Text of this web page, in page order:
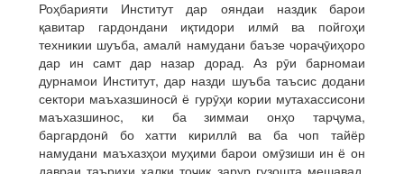
Роҳбарияти Институт дар ояндаи наздик барои
қавитар гардондани иқтидори илмӣ ва пойгоҳи
техникии шуъба, амалӣ намудани баъзе чораҷӯиҳоро
дар ин самт дар назар дорад. Аз рӯи барномаи
дурнамои Институт, дар назди шуъба таъсис додани
сектори маъхазшиносӣ ё гурӯҳи кории мутахассисони
маъхазшинос, ки ба зиммаи онҳо тарҷума,
баргардонӣ бо хатти кириллӣ ва ба чоп тайёр
намудани маъхазҳои муҳими барои омӯзиши ин ё он
давраи таърихи халқи тоҷик зарур гузошта мешавад,